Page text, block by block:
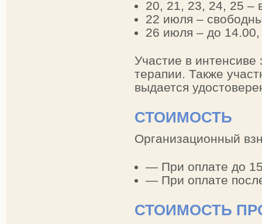
20, 21, 23, 24, 25 –
22 июля –
26 июля – до 14.00,
Участие в интенсиве
терапии. Также
выдается
СТОИМОСТЬ
Организационный
— При оплате до
— При оплате
СТОИМОСТЬ